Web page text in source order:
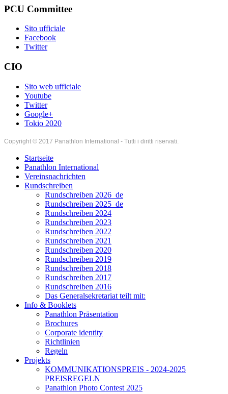
PCU Committee
Sito ufficiale
Facebook
Twitter
CIO
Sito web ufficiale
Youtube
Twitter
Google+
Tokio 2020
Copyright © 2017 Panathlon International - Tutti i diritti riservati.
Startseite
Panathlon International
Vereinsnachrichten
Rundschreiben
Rundschreiben 2026_de
Rundschreiben 2025_de
Rundschreiben 2024
Rundschreiben 2023
Rundschreiben 2022
Rundschreiben 2021
Rundschreiben 2020
Rundschreiben 2019
Rundschreiben 2018
Rundschreiben 2017
Rundschreiben 2016
Das Generalsekretariat teilt mit:
Info & Booklets
Panathlon Präsentation
Brochures
Corporate identity
Richtlinien
Regeln
Projekts
KOMMUNIKATIONSPREIS - 2024-2025
PREISREGELN
Panathlon Photo Contest 2025